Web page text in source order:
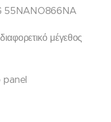
55NANO866NA
μέγεθος
panel